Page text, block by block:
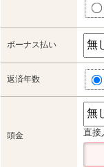
ボーナス払い
返済年数
頭金 直接